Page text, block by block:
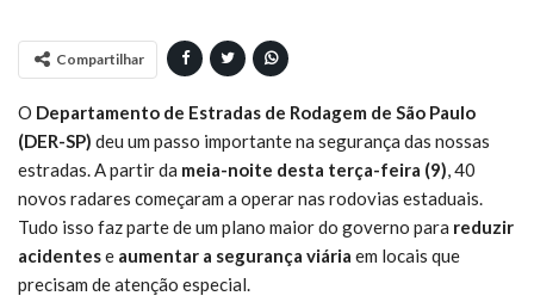
Compartilhar
O Departamento de Estradas de Rodagem de São Paulo
(DER-SP) deu um passo importante na segurança das nossas
estradas. A partir da meia-noite desta terça-feira (9), 40
novos radares começaram a operar nas rodovias estaduais.
Tudo isso faz parte de um plano maior do governo para reduzir
acidentese aumentar a segurança viária em locais que
precisam de atenção especial.